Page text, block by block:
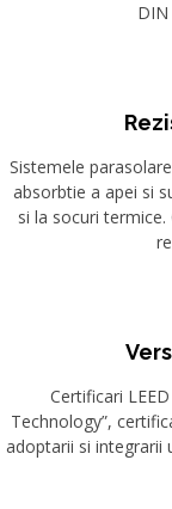
DIN
Sistemele
absorbtie a apei si
si la socuri
Certificari
Technology”,
adoptarii si integrarii